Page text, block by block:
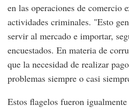
en las operaciones de comercio
actividades criminales. "Esto
servir al mercado e importar,
encuestados. En materia de
que la necesidad de realizar
problemas siempre o casi
Estos flagelos fueron